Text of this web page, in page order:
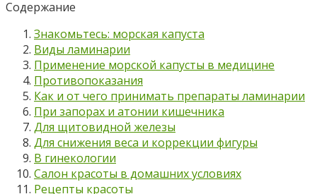
Содержание
Знакомьтесь: морская капуста
Виды ламинарии
Применение морской капусты в медицине
Противопоказания
Как и от чего принимать препараты ламинарии
При запорах и атонии кишечника
Для щитовидной железы
Для снижения веса и коррекции фигуры
В гинекологии
Салон красоты в домашних условиях
Рецепты красоты